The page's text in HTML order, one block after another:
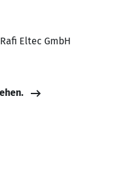
Eltec GmbH